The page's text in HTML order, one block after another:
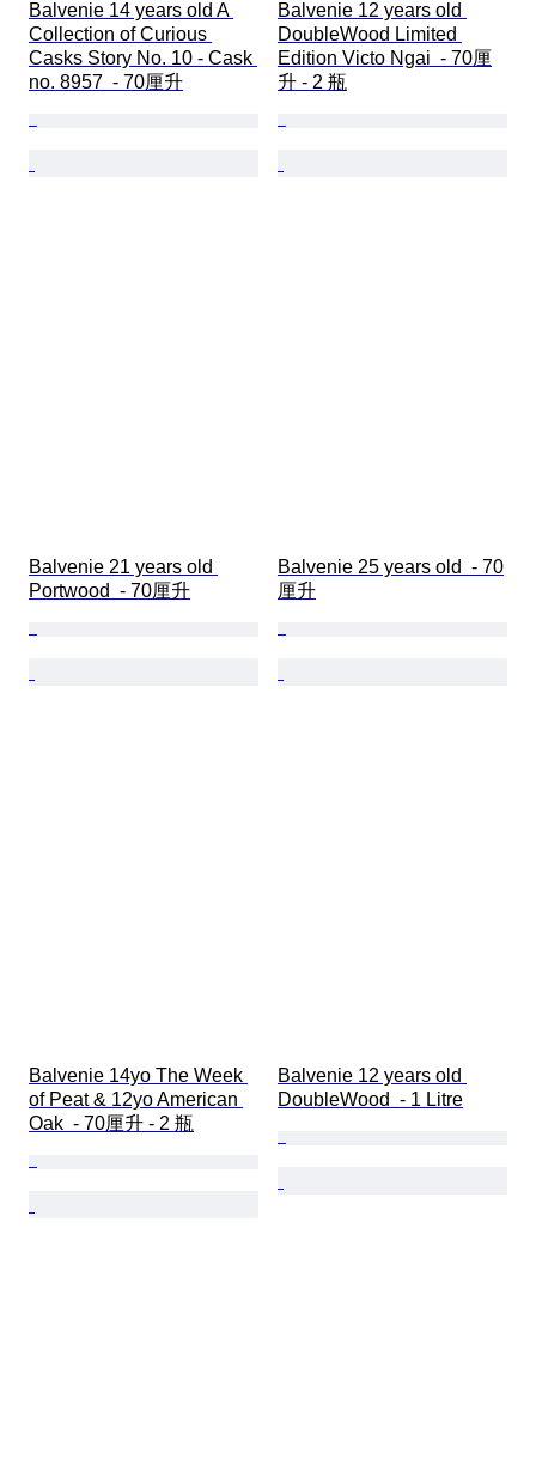
Balvenie 14 years old A
Collection of Curious
Casks Story No. 10 - Cask
no. 8957  - 70厘升
Balvenie 12 years old
DoubleWood Limited
Edition Victo Ngai  - 70厘
升 - 2 瓶
Balvenie 21 years old
Portwood  - 70厘升
Balvenie 25 years old  - 70
厘升
Balvenie 14yo The Week
of Peat & 12yo American
Oak  - 70厘升 - 2 瓶
Balvenie 12 years old
DoubleWood  - 1 Litre